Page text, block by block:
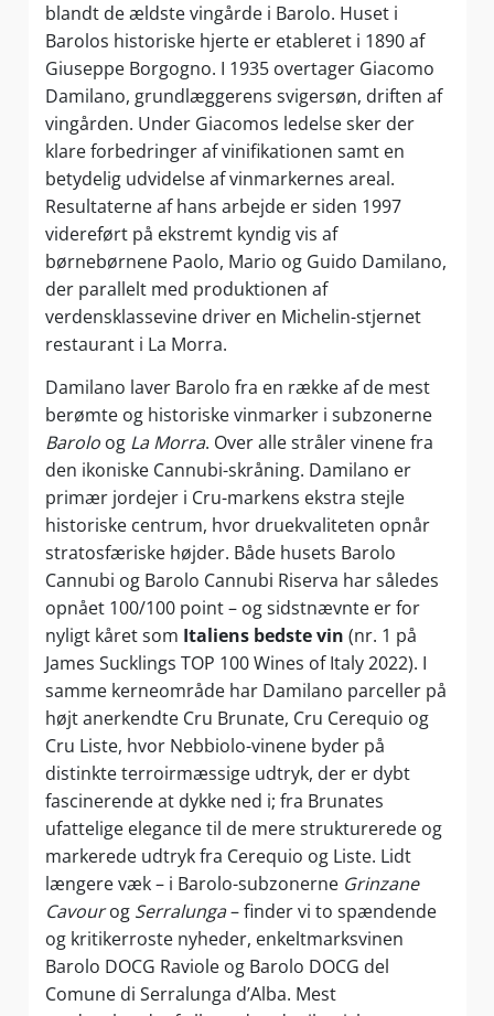
blandt de ældste vingårde i Barolo. Huset i
Barolos historiske hjerte er etableret i 1890 af
Giuseppe Borgogno. I 1935 overtager Giacomo
Damilano, grundlæggerens svigersøn, driften af
vingården. Under Giacomos ledelse sker der
klare forbedringer af vinifikationen samt en
betydelig udvidelse af vinmarkernes areal.
Resultaterne af hans arbejde er siden 1997
videreført på ekstremt kyndig vis af
børnebørnene Paolo, Mario og Guido Damilano,
der parallelt med produktionen af
verdensklassevine driver en Michelin-stjernet
restaurant i La Morra.
Damilano laver Barolo fra en række af de mest
berømte og historiske vinmarker i subzonerne
Baroloog La Morra. Over alle stråler vinene fra
den ikoniske Cannubi-skråning. Damilano er
primær jordejer i Cru-markens ekstra stejle
historiske centrum, hvor druekvaliteten opnår
stratosfæriske højder. Både husets Barolo
Cannubi og Barolo Cannubi Riserva har således
opnået 100/100 point – og sidstnævnte er for
nyligt kåret som Italiens bedste vin (nr. 1 på
James Sucklings TOP 100 Wines of Italy 2022). I
samme kerneområde har Damilano parceller på
højt anerkendte Cru Brunate, Cru Cerequio og
Cru Liste, hvor Nebbiolo-vinene byder på
distinkte terroirmæssige udtryk, der er dybt
fascinerende at dykke ned i; fra Brunates
ufattelige elegance til de mere strukturerede og
markerede udtryk fra Cerequio og Liste. Lidt
længere væk – i Barolo-subzonerne Grinzane
Cavourog Serralunga– finder vi to spændende
og kritikerroste nyheder, enkeltmarksvinen
Barolo DOCG Raviole og Barolo DOCG del
Comune di Serralunga d’Alba. Mest